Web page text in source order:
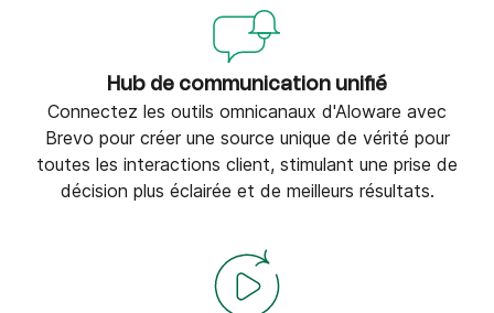
Hub de communication unifié
Connectez les outils omnicanaux d'Aloware avec
Brevo pour créer une source unique de vérité pour
toutes les interactions client, stimulant une prise de
décision plus éclairée et de meilleurs résultats.